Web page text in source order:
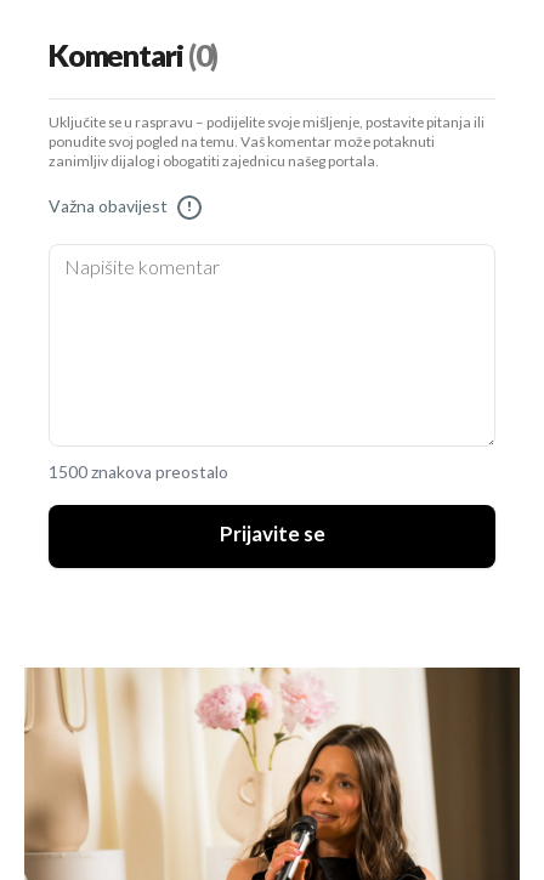
Komentari(0)
Uključite se u raspravu – podijelite svoje mišljenje, postavite pitanja ili
ponudite svoj pogled na temu. Vaš komentar može potaknuti
zanimljiv dijalog i obogatiti zajednicu našeg portala.
Važna obavijest !
1500 znakova preostalo
Prijavite se